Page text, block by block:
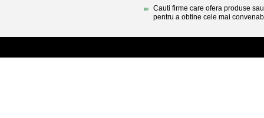
Cauti firme care ofera produse
pentru a obtine cele mai